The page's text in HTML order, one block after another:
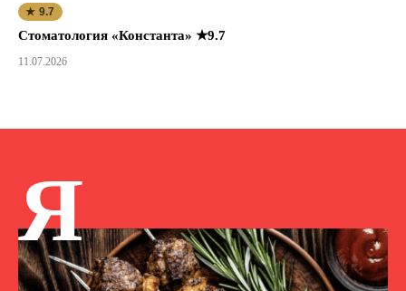
★ 9.7
Стоматология «Константа» ★9.7
11.07.2026
Я